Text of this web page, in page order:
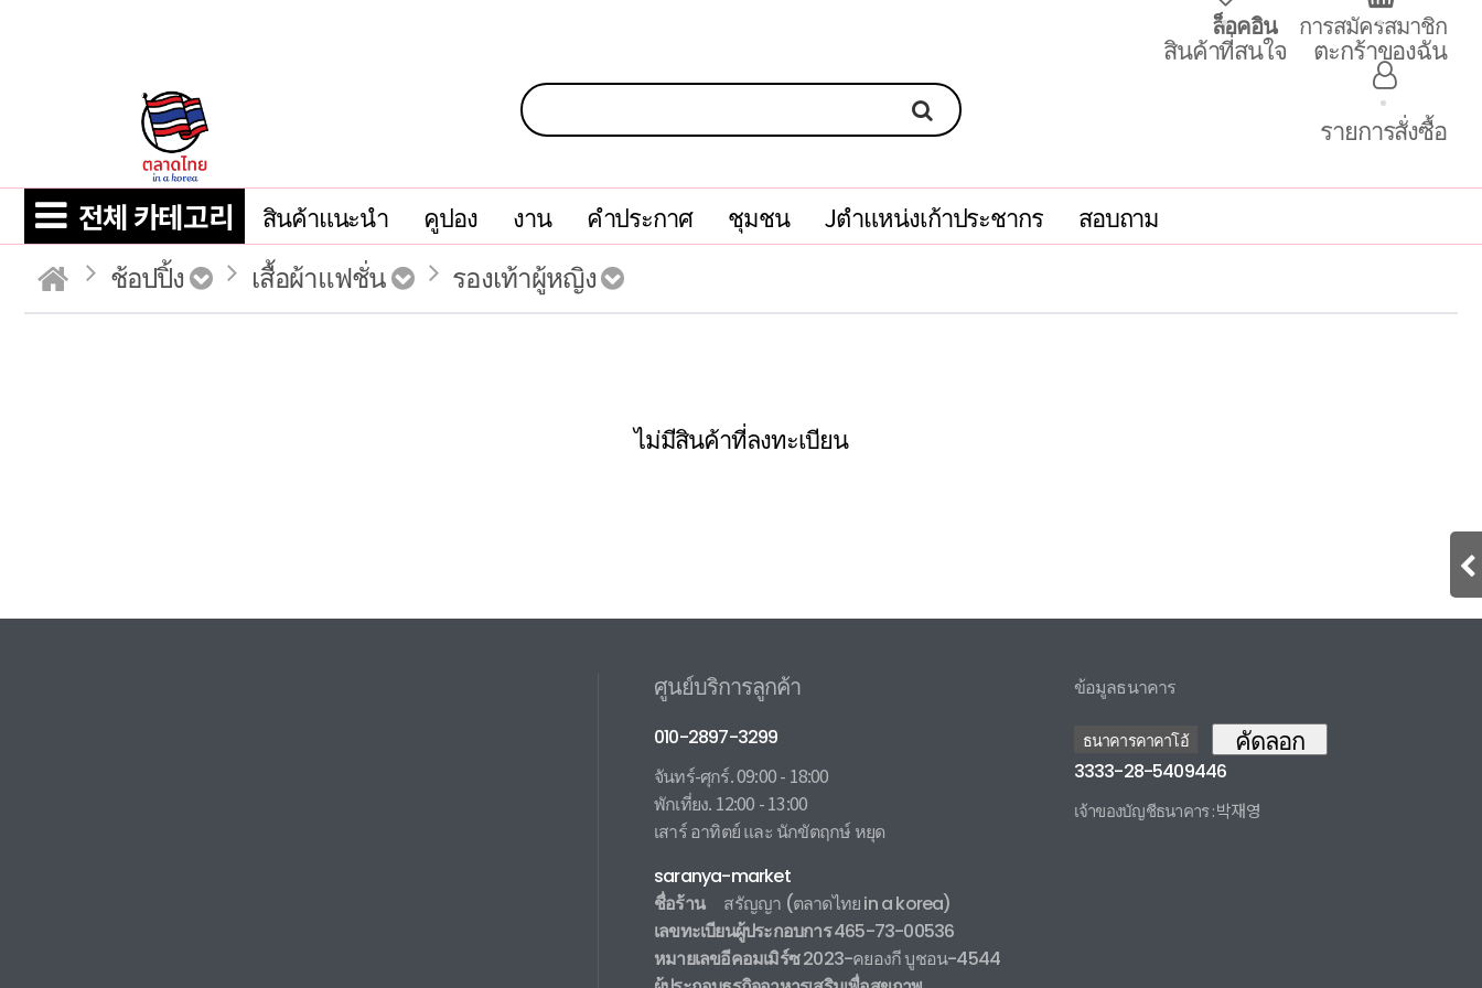
การสมัครสมาชิก
ล็อคอิน
ตะกร้าของฉัน
สินค้าที่สนใจ
รายการสั่งซื้อ
전체 카테고리 สินค้าแนะนำ คูปอง งาน คำประกาศ ชุมชน Jตำแหน่งเก้าประชากร สอบถาม
ช้อปปิ้ง เสื้อผ้าแฟชั่น รองเท้าผู้หญิง
ไม่มีสินค้าที่ลงทะเบียน
ศูนย์บริการลูกค้า
010-2897-3299
จันทร์-ศุกร์. 09:00 - 18:00
พักเที่ยง. 12:00 - 13:00
เสาร์ อาทิตย์ และ นักขัตฤกษ์ หยุด
ข้อมูลธนาคาร
ธนาคารคาคาโอ้ คัดลอก
3333-28-5409446
เจ้าของบัญชีธนาคาร : 박재영
saranya-market
ชื่อร้าน สรัญญา (ตลาดไทย in a korea)
เลขทะเบียนผู้ประกอบการ465-73-00536
หมายเลขอีคอมเมิร์ซ2023-คยองกี บูชอน-4544